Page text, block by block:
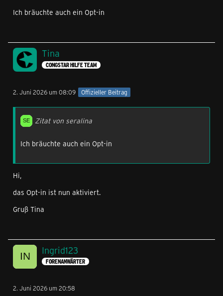
Ich bräuchte auch ein Opt-in
Tina
CONGSTAR HILFE TEAM
2. Juni 2026 um 08:09 Offizieller Beitrag
Zitat von seralina
Ich bräuchte auch ein Opt-in
Hi,
das Opt-in ist nun aktiviert.
Gruß Tina
Ingrid123
FORENANWÄRTER
2. Juni 2026 um 20:58